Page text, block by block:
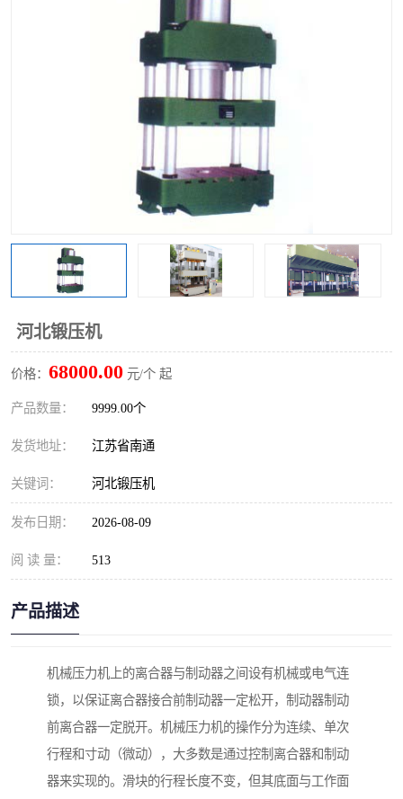
河北锻压机
价格： 68000.00 元/个 起
产品数量： 9999.00个
发货地址： 江苏省南通
关键词： 河北锻压机
发布日期： 2026-08-09
阅 读 量： 513
产品描述
机械压力机上的离合器与制动器之间设有机械或电气连
锁，以保证离合器接合前制动器一定松开，制动器制动
前离合器一定脱开。机械压力机的操作分为连续、单次
行程和寸动（微动），大多数是通过控制离合器和制动
器来实现的。滑块的行程长度不变，但其底面与工作面